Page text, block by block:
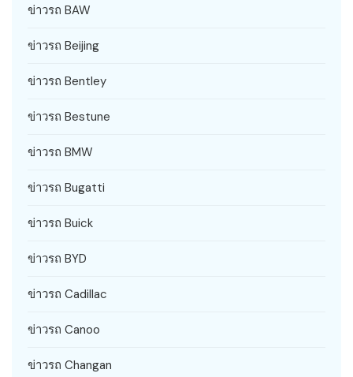
ข่าวรถ BAW
ข่าวรถ Beijing
ข่าวรถ Bentley
ข่าวรถ Bestune
ข่าวรถ BMW
ข่าวรถ Bugatti
ข่าวรถ Buick
ข่าวรถ BYD
ข่าวรถ Cadillac
ข่าวรถ Canoo
ข่าวรถ Changan